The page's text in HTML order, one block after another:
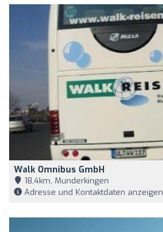
Walk Omnibus GmbH
18,4km, Munderkingen
Adresse und Kontaktdaten anzeigen